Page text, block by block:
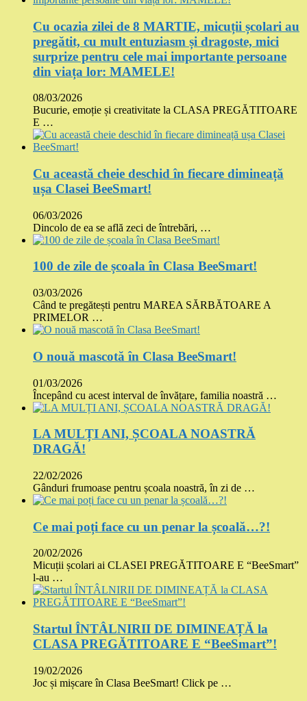
Cu ocazia zilei de 8 MARTIE, micuții școlari au
pregătit, cu mult entuziasm și dragoste, mici
surprize pentru cele mai importante persoane
din viața lor: MAMELE!
08/03/2026
Bucurie, emoție și creativitate la CLASA PREGĂTITOARE
E …
Cu această cheie deschid în fiecare dimineață
ușa Clasei BeeSmart!
06/03/2026
Dincolo de ea se află zeci de întrebări, …
100 de zile de școala în Clasa BeeSmart!
03/03/2026
Când te pregătești pentru MAREA SĂRBĂTOARE A
PRIMELOR …
O nouă mascotă în Clasa BeeSmart!
01/03/2026
Începând cu acest interval de învățare, familia noastră …
LA MULȚI ANI, ȘCOALA NOASTRĂ
DRAGĂ!
22/02/2026
Gânduri frumoase pentru școala noastră, în zi de …
Ce mai poți face cu un penar la școală…?!
20/02/2026
Micuții școlari ai CLASEI PREGĂTITOARE E “BeeSmart”
l-au …
Startul ÎNTÂLNIRII DE DIMINEAȚĂ la
CLASA PREGĂTITOARE E “BeeSmart”!
19/02/2026
Joc și mișcare în Clasa BeeSmart! Click pe …